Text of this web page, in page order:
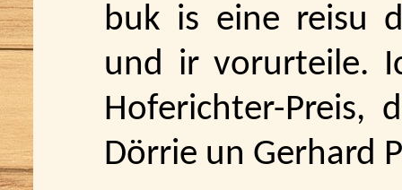
buk is eine reisu
und ir vorurteile.
Hoferichter-Preis,
Dörrie un Gerhard